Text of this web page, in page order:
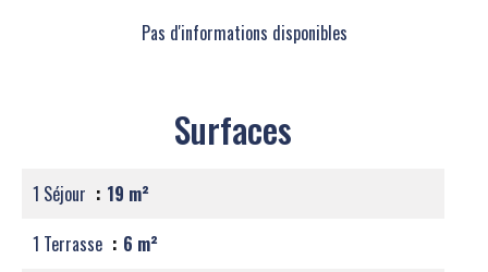
Pas d'informations disponibles
Surfaces
1 Séjour
19 m²
1 Terrasse
6 m²